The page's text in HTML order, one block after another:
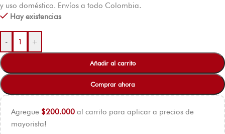
y uso doméstico. Envíos a todo Colombia.
Hay existencias
- +
Añadir al carrito
Comprar ahora
Agregue $200.000 al carrito para aplicar a precios de
mayorista!